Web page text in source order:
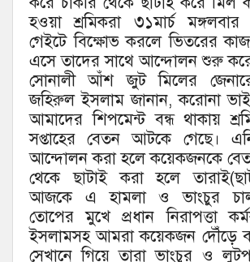
হওয়া শ্রমিকরা ৩১মার্চ
গেইটে বিক্ষোভ করলে ভিতরের কাজ
এসে তাদের সাথে আন্দোলন শুরু
সোনালী আঁশ জুট মিলের
জহিরুল ইসলাম জানান, করোনা
আমাদের শিপমেন্ট বন্ধ থাকায়
সপ্তাহের বেতন আটকে গেছে।
আন্দোলন করা হলে কয়েকজনকে
থেকে ছাটাই করা হলে
আজকে এ হামলা ও ভাংচুর
তোপের মুখে প্রধান নিরাপত্তা
ইসলামসহ আমরা কয়েকজন দৌঁড়ে
সেখানে গিয়ে তারা ভাংচুর ও